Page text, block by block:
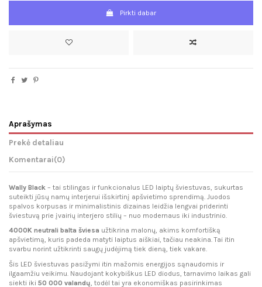
Pirkti dabar
Aprašymas
Prekė detaliau
Komentarai(0)
Wally Black – tai stilingas ir funkcionalus LED laiptų šviestuvas, sukurtas
suteikti jūsų namų interjerui išskirtinį apšvietimo sprendimą. Juodos
spalvos korpusas ir minimalistinis dizainas leidžia lengvai priderinti
šviestuvą prie įvairių interjero stilių – nuo modernaus iki industrinio.
4000K neutrali balta šviesa užtikrina malonų, akims komfortišką
apšvietimą, kuris padeda matyti laiptus aiškiai, tačiau neakina. Tai itin
svarbu norint užtikrinti saugų judėjimą tiek dieną, tiek vakare.
Šis LED šviestuvas pasižymi itin mažomis energijos sąnaudomis ir
ilgaamžiu veikimu. Naudojant kokybiškus LED diodus, tarnavimo laikas gali
siekti iki 50 000 valandų , todėl tai yra ekonomiškas pasirinkimas